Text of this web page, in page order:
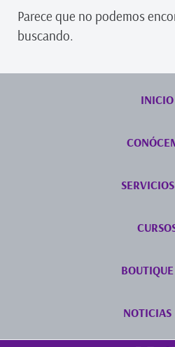
Parece que no podemos
buscando.
INICIO
SERVICIOS
BOUTIQUE
NOTICIAS